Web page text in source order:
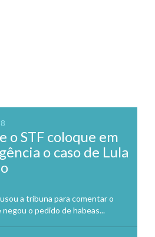
o STF coloque em
o caso de Lula
a tribuna para comentar o
o pedido de habeas...